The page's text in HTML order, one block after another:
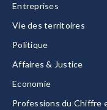
Entreprises
Vie des territoires
Politique
Affaires & Justice
Economie
Professions du Chiffre